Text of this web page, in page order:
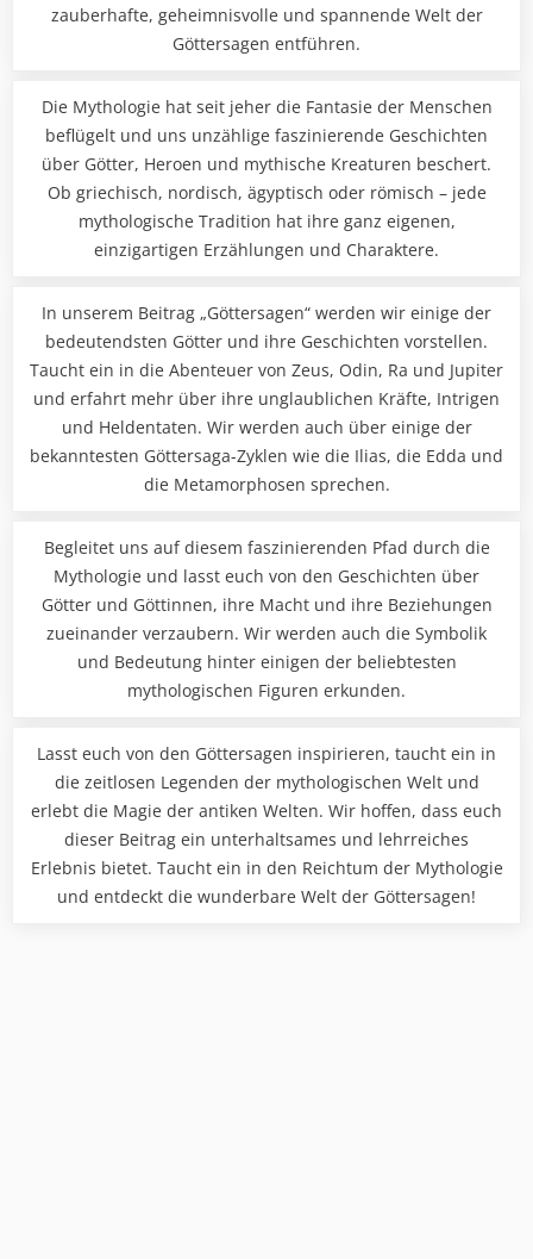
zauberhafte, geheimnisvolle und spannende Welt der
Göttersagen entführen.
Die Mythologie hat seit jeher die Fantasie der Menschen
beflügelt und uns unzählige faszinierende Geschichten
über Götter, Heroen und mythische Kreaturen beschert.
Ob griechisch, nordisch, ägyptisch oder römisch – jede
mythologische Tradition hat ihre ganz eigenen,
einzigartigen Erzählungen und Charaktere.
In unserem Beitrag „Göttersagen“ werden wir einige der
bedeutendsten Götter und ihre Geschichten vorstellen.
Taucht ein in die Abenteuer von Zeus, Odin, Ra und Jupiter
und erfahrt mehr über ihre unglaublichen Kräfte, Intrigen
und Heldentaten. Wir werden auch über einige der
bekanntesten Göttersaga-Zyklen wie die Ilias, die Edda und
die Metamorphosen sprechen.
Begleitet uns auf diesem faszinierenden Pfad durch die
Mythologie und lasst euch von den Geschichten über
Götter und Göttinnen, ihre Macht und ihre Beziehungen
zueinander verzaubern. Wir werden auch die Symbolik
und Bedeutung hinter einigen der beliebtesten
mythologischen Figuren erkunden.
Lasst euch von den Göttersagen inspirieren, taucht ein in
die zeitlosen Legenden der mythologischen Welt und
erlebt die Magie der antiken Welten. Wir hoffen, dass euch
dieser Beitrag ein unterhaltsames und lehrreiches
Erlebnis bietet. Taucht ein in den Reichtum der Mythologie
und entdeckt die wunderbare Welt der Göttersagen!